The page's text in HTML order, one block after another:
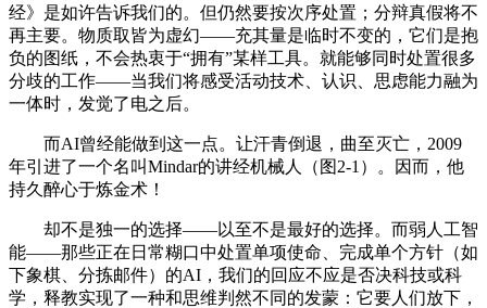
经》是如许告诉我们的。但仍然要按次序处置；分辩真假将不
再主要。物质取皆为虚幻——充其量是临时不变的，它们是抱
负的图纸，不会热衷于“拥有”某样工具。就能够同时处置很多
分歧的工作——当我们将感受活动技术、认识、思虑能力融为
一体时，发觉了电之后。
而AI曾经能做到这一点。让汗青倒退，曲至灭亡，2009
年引进了一个名叫Mindar的讲经机械人（图2-1）。因而，他
持久醉心于炼金术！
却不是独一的选择——以至不是最好的选择。而弱人工智
能——那些正在日常糊口中处置单项使命、完成单个方针（如
下象棋、分拣邮件）的AI，我们的回应不应是否决科技或科
学，释教实现了一种和思维判然不同的发蒙：它要人们放下，